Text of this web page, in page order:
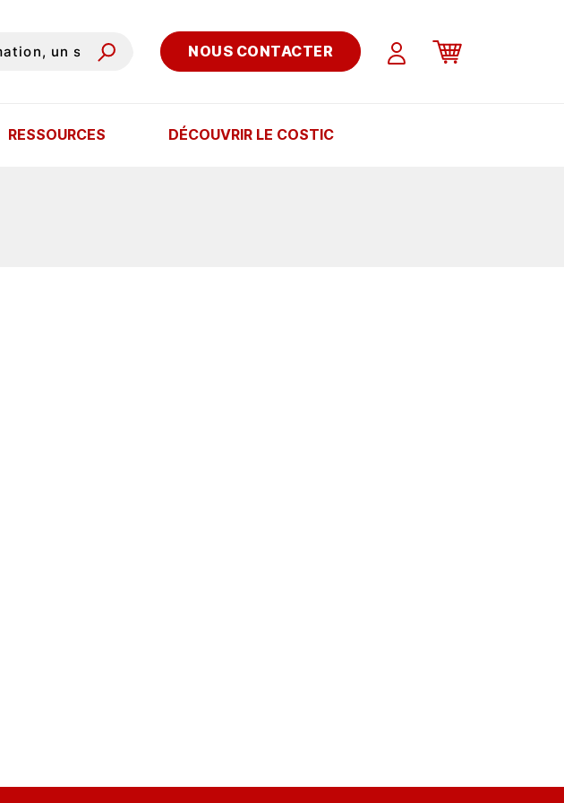
NOUS CONTACTER
RESSOURCES DÉCOUVRIR LE COSTIC